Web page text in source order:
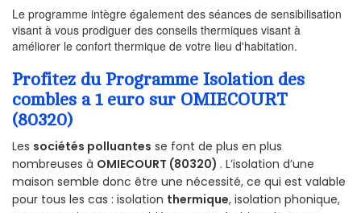
Le programme intègre également des séances de sensibilisation
visant à vous prodiguer des conseils thermiques visant à
améliorer le confort thermique de votre lieu d'habitation.
Profitez du Programme Isolation des
combles a 1 euro sur OMIECOURT
(80320)
Les sociétés polluantes se font de plus en plus
nombreuses à OMIECOURT (80320) . L’isolation d’une
maison semble donc être une nécessité, ce qui est valable
pour tous les cas : isolation thermique, isolation phonique,